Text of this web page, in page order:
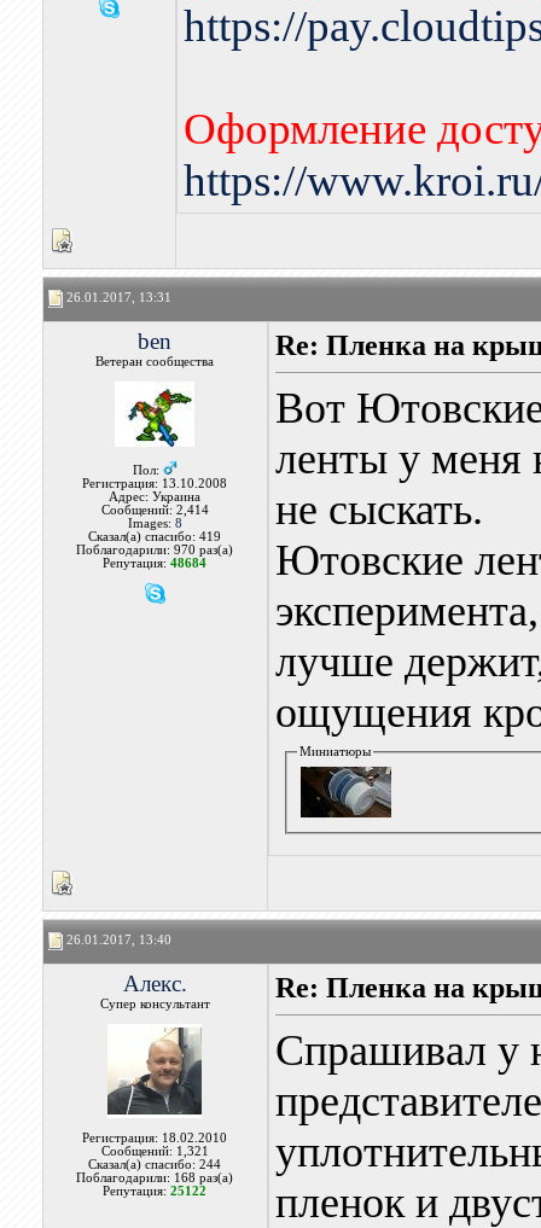
https://
Оформление
https://
26.01.2017, 13:31
ben
Ветеран сообщества
Пол:
Регистрация: 13.10.2008
Адрес: Украина
Сообщений: 2,414
Images: 8
Сказал(а) спасибо: 419
Поблагодарили: 970 раз(а)
Репутация:48684
Re: Пленка на
Вот Ютовские
ленты у меня
не сыскать.
Ютовские
лучше
ощущения
Миниатюры
26.01.2017, 13:40
Алекс.
Супер консультант
Регистрация: 18.02.2010
Сообщений: 1,321
Сказал(а) спасибо: 244
Поблагодарили: 168 раз(а)
Репутация:25122
Re: Пленка на
Спрашивал у
пленок и